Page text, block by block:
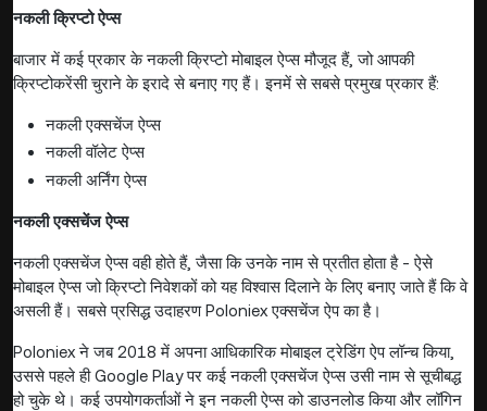
नकली क्रिप्टो ऐप्स
बाजार में कई प्रकार के नकली क्रिप्टो मोबाइल ऐप्स मौजूद हैं, जो आपकी
क्रिप्टोकरेंसी चुराने के इरादे से बनाए गए हैं। इनमें से सबसे प्रमुख प्रकार हैं:
नकली एक्सचेंज ऐप्स
नकली वॉलेट ऐप्स
नकली अर्निंग ऐप्स
नकली एक्सचेंज ऐप्स
नकली एक्सचेंज ऐप्स वही होते हैं, जैसा कि उनके नाम से प्रतीत होता है - ऐसे
मोबाइल ऐप्स जो क्रिप्टो निवेशकों को यह विश्वास दिलाने के लिए बनाए जाते हैं कि वे
असली हैं। सबसे प्रसिद्ध उदाहरण Poloniex एक्सचेंज ऐप का है।
Poloniex ने जब 2018 में अपना आधिकारिक मोबाइल ट्रेडिंग ऐप लॉन्च किया,
उससे पहले ही Google Play पर कई नकली एक्सचेंज ऐप्स उसी नाम से सूचीबद्ध
हो चुके थे। कई उपयोगकर्ताओं ने इन नकली ऐप्स को डाउनलोड किया और लॉगिन